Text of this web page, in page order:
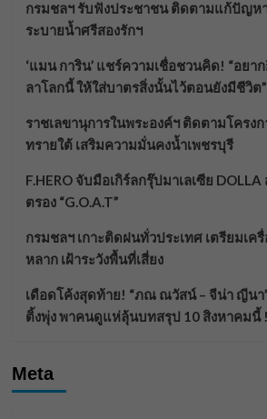
กรมชลฯ รับฟังประชาชน ติดตามแก้ปัญห
ระบายน้ำศรีสองรักฯ
‘แมน การิน’ แชร์ความเชื่อชวนคิด! “อยา
ลาโลกนี้ ให้ใส่บาตรสิ่งนั้นไว้ตอนยังมีชีวิต”
ราชเลขานุการในพระองค์ฯ ติดตามโครง
ทรายใต้ เสริมความมั่นคงน้ำเพชรบุรี
F.HERO จับมือเกิร์ลกรุ๊ปมาเลเซีย
ตรอง “G.O.A.T”
กรมชลฯ เกาะติดฝนทั่วประเทศ เตรียมเค
หลาก เฝ้าระวังพื้นที่เสี่ยง
เดือดโค้งสุดท้าย! “ภณ ณวัสน์ – จีน่า ญีนา”
ติ้งพุ่ง พาคนดูแห่ลุ้นบทสรุป 10 สิงหาคมนี้ !
Meta